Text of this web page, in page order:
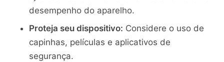
desempenho do aparelho.
Proteja seu dispositivo: Considere o uso de
capinhas, películas e aplicativos de
segurança.